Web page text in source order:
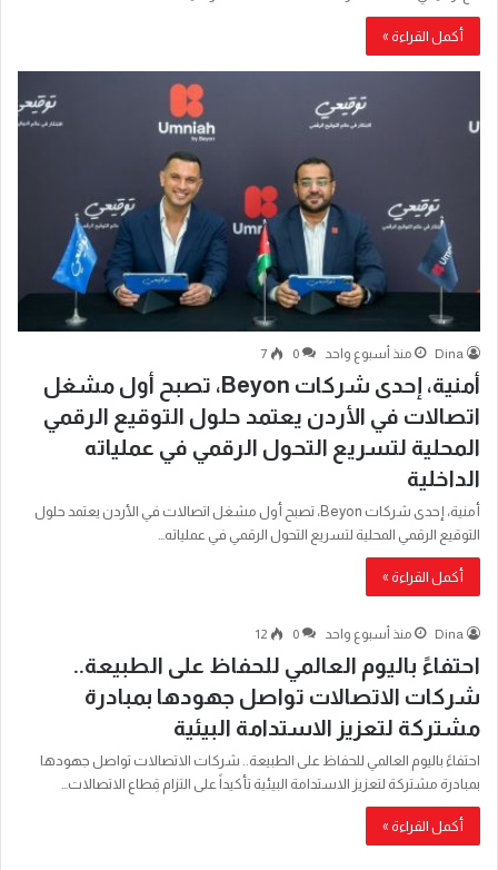
أكمل القراءة »
Dina منذ أسبوع واحد 0
7
أمنية، إحدى شركات Beyon، تصبح أول مشغل
اتصالات في الأردن يعتمد حلول التوقيع الرقمي
المحلية لتسريع التحول الرقمي في عملياته
الداخلية
أمنية، إحدى شركات Beyon، تصبح أول مشغل اتصالات في الأردن يعتمد حلول
التوقيع الرقمي المحلية لتسريع التحول الرقمي في عملياته…
أكمل القراءة »
Dina منذ أسبوع واحد 0
12
احتفاءً باليوم العالمي للحفاظ على الطبيعة..
شركات الاتصالات تواصل جهودها بمبادرة
مشتركة لتعزيز الاستدامة البيئية
احتفاءً باليوم العالمي للحفاظ على الطبيعة.. شركات الاتصالات تواصل جهودها
بمبادرة مشتركة لتعزيز الاستدامة البيئية تأكيداً على التزام قِطاع الاتصالات…
أكمل القراءة »